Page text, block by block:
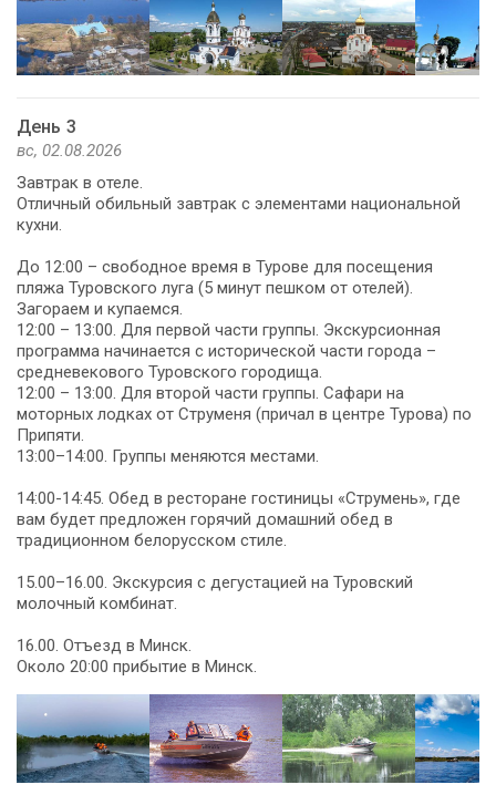
День 3
вс, 02.08.2026
Завтрак в отеле.
Отличный обильный завтрак с элементами национальной
кухни.
До 12:00 – свободное время в Турове для посещения
пляжа Туровского луга (5 минут пешком от отелей).
Загораем и купаемся.
12:00 – 13:00. Для первой части группы. Экскурсионная
программа начинается с исторической части города –
средневекового Туровского городища.
12:00 – 13:00. Для второй части группы. Сафари на
моторных лодках от Струменя (причал в центре Турова) по
Припяти.
13:00–14:00. Группы меняются местами.
14:00-14:45. Обед в ресторане гостиницы «Струмень», где
вам будет предложен горячий домашний обед в
традиционном белорусском стиле.
15.00–16.00. Экскурсия с дегустацией на Туровский
молочный комбинат.
16.00. Отъезд в Минск.